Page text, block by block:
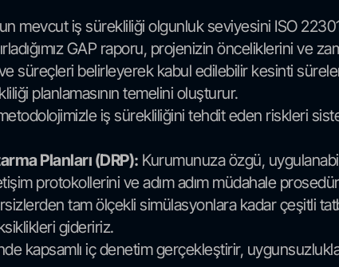
mevcut iş sürekliliği olgunluk seviyesini ISO
GAP raporu, projenizin önceliklerini ve
süreçleri belirleyerek kabul edilebilir kesinti
planlamasının temelini oluşturur.
iş sürekliliğini tehdit eden riskleri
Planları (DRP): Kurumunuza özgü,
protokollerini ve adım adım müdahale
tam ölçekli simülasyonlara kadar çeşitli
gideririz.
kapsamlı iç denetim gerçekleştirir,